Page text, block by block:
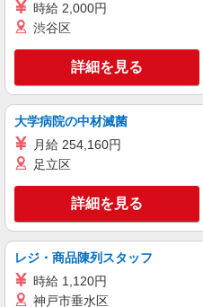
（株）ウィルオブ・ワークCW 静
静岡県静
キープ
派遣社員
静岡駅★時給
迎！日払い
時給1500
通費全支給(ガ
時給 2,000円
渋谷区
詳細を見る
大学病院の中材滅菌
月給 254,160円
足立区
詳細を見る
レジ・商品陳列スタッフ
時給 1,120円
神戸市垂水区